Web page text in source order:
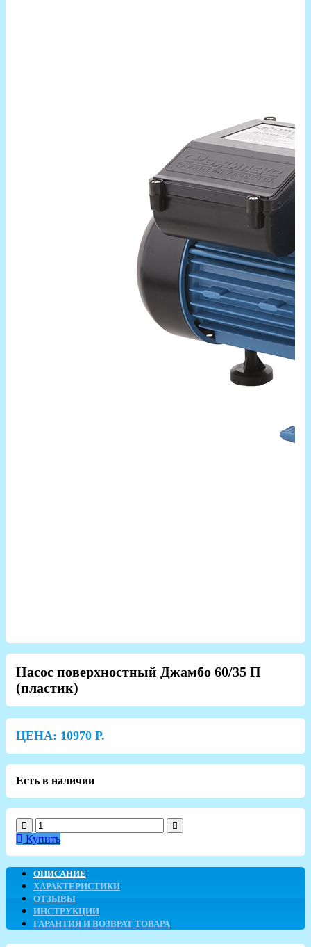
Насос поверхностный Джамбо 60/35 П
(пластик)
ЦЕНА: 10970 Р.
Есть в наличии
Купить
ОПИСАНИЕ
ХАРАКТЕРИСТИКИ
ОТЗЫВЫ
ИНСТРУКЦИИ
ГАРАНТИЯ И ВОЗВРАТ ТОВАРА